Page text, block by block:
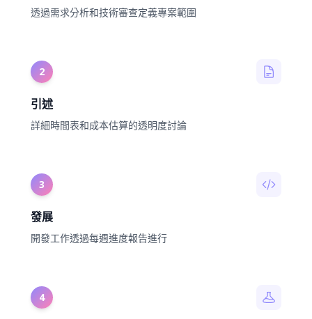
透過需求分析和技術審查定義專案範圍
2
引述
詳細時間表和成本估算的透明度討論
3
發展
開發工作透過每週進度報告進行
4